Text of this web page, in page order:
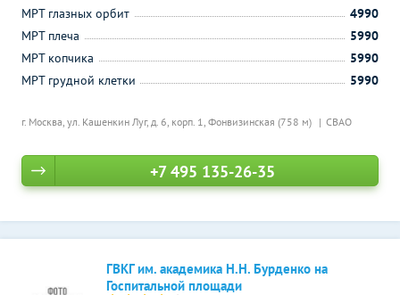
г. Москва, ул. Кашенкин Луг, д. 6, корп. 1, Фонвизинская (758 м) СВАО
МРТ глазных орбит
4990
МРТ плеча
5990
МРТ копчика
5990
МРТ грудной клетки
5990
+7 495 135-26-35
ГВКГ им. академика Н.Н. Бурденко на
Госпитальной площади